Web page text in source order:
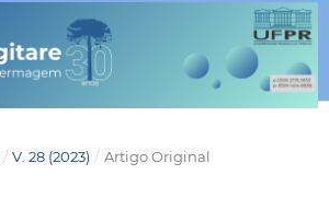
/ V. 28 (2023) / Artigo Original